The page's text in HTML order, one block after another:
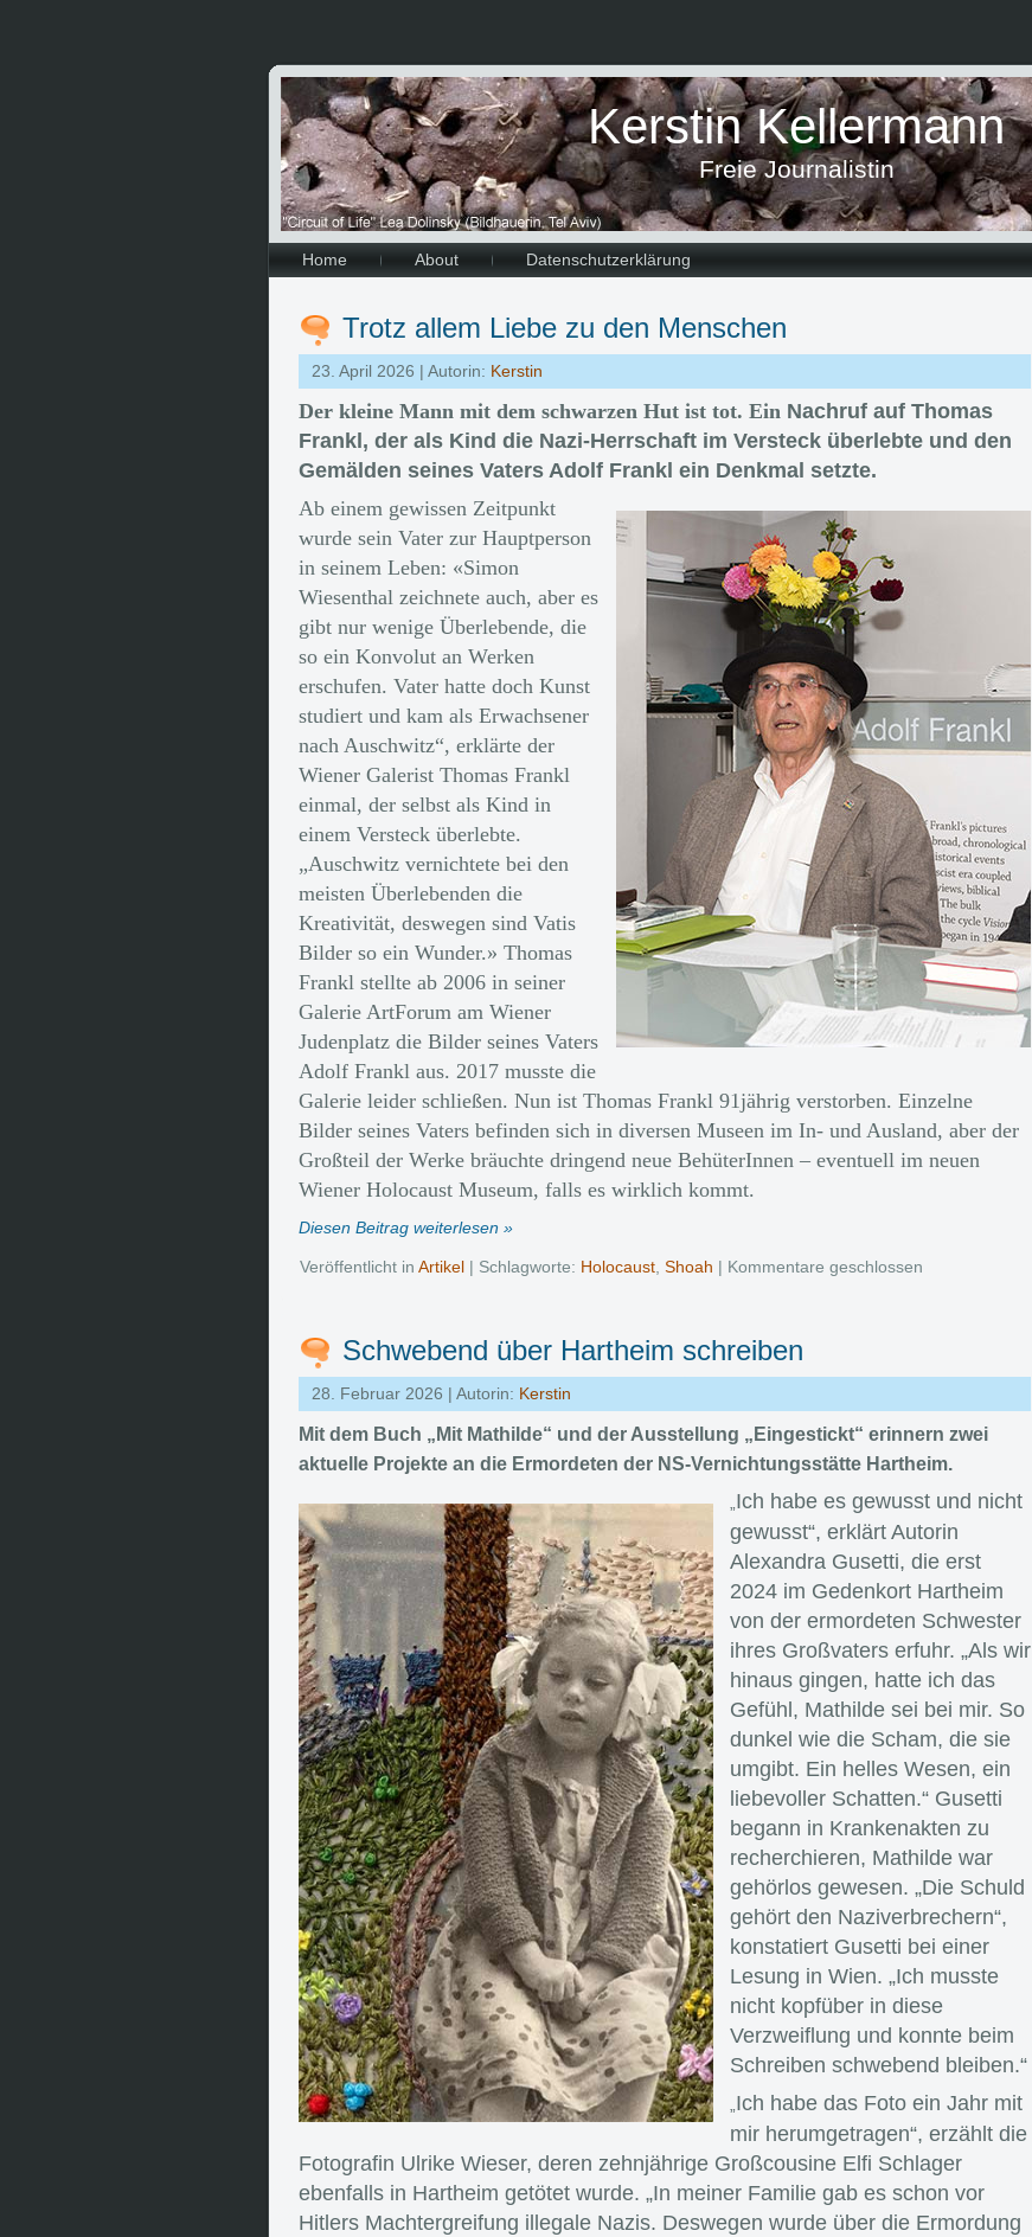
Kerstin Kellermann
Freie Journalistin
Home About Datenschutzerklärung
Trotz allem Liebe zu den Menschen
23. April 2026 | Autorin: Kerstin
Der kleine Mann mit dem schwarzen Hut ist tot. Ein Nachruf auf Thomas
Frankl, der als Kind die Nazi-Herrschaft im Versteck überlebte und den
Gemälden seines Vaters Adolf Frankl ein Denkmal setzte.
Ab einem gewissen Zeitpunkt
wurde sein Vater zur Hauptperson
in seinem Leben: «Simon
Wiesenthal zeichnete auch, aber es
gibt nur wenige Überlebende, die
so ein Konvolut an Werken
erschufen. Vater hatte doch Kunst
studiert und kam als Erwachsener
nach Au­schwitz“, erklärte der
Wiener Galerist Thomas Frankl
einmal, der selbst als Kind in
einem Versteck überlebte.
„Auschwitz vernichtete bei den
meisten Überlebenden die
Kreativität, deswegen sind Vatis
Bilder so ein Wunder.» Thomas
Frankl stellte ab 2006 in seiner
Galerie ArtForum am Wiener
Judenplatz die Bilder seines Vaters
Adolf Frankl aus. 2017 musste die
Galerie leider schließen. Nun ist Thomas Frankl 91jährig verstorben. Einzelne
Bilder seines Vaters befinden sich in diversen Museen im In- und Ausland, aber der
Großteil der Werke bräuchte dringend neue BehüterInnen – eventuell im neuen
Wiener Holocaust Museum, falls es wirklich kommt.
Diesen Beitrag weiterlesen »
Veröffentlicht in Artikel | Schlagworte: Holocaust Shoah | Kommentare geschlossen
Schwebend über Hartheim schreiben
28. Februar 2026 | Autorin: Kerstin
Mit dem Buch „Mit Mathilde“ und der Ausstellung „Eingestickt“ erinnern zwei
aktuelle Projekte an die Ermordeten der NS-Vernichtungsstätte Hartheim.
Ich habe es gewusst und nicht
gewusst“, erklärt Autorin
Alexandra Gusetti, die erst
2024 im Gedenkort Hartheim
von der ermordeten Schwester
ihres Großvaters erfuhr. „Als wir
hinaus gingen, hatte ich das
Gefühl, Mathilde sei bei mir. So
dunkel wie die Scham, die sie
umgibt. Ein helles Wesen, ein
liebevoller Schatten.“ Gusetti
begann in Krankenakten zu
recherchieren, Mathilde war
gehörlos gewesen. „Die Schuld
gehört den Naziverbrechern“,
konstatiert Gusetti bei einer
Lesung in Wien. „Ich musste
nicht kopfüber in diese
Verzweiflung und konnte beim
Schreiben schwebend bleiben.“
Ich habe das Foto ein Jahr mit
mir herumgetragen“, erzählt die
Fotografin Ulrike Wieser, deren zehnjährige Großcousine Elfi Schlager
ebenfalls in Hartheim getötet wurde. „In meiner Familie gab es schon vor
Hitlers Machtergreifung illegale Nazis. Deswegen wurde über die Ermordung